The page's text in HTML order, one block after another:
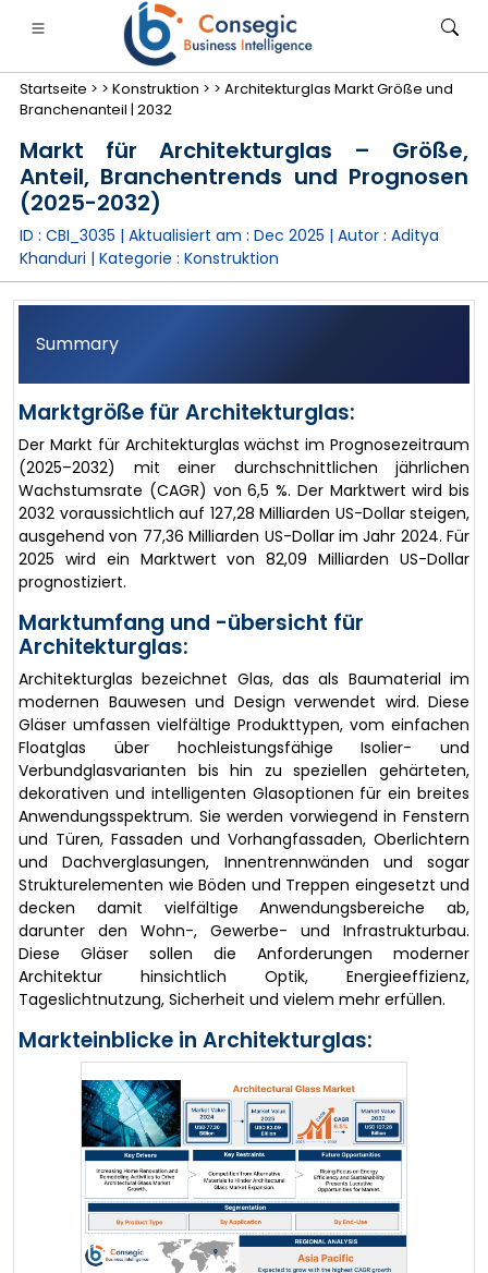
Finanzdienstleistungen und Versicherungen
• Konsumgüter
• Fallstudien
Startseite > > Konstruktion > > Architekturglas Markt Größe und
Branchenanteil | 2032
Markt für Architekturglas – Größe,
Anteil, Branchentrends und Prognosen
(2025-2032)
ID : CBI_3035 | Aktualisiert am : Dec 2025 | Autor : Aditya
Khanduri | Kategorie : Konstruktion
Summary
Marktgröße für Architekturglas:
Der Markt für Architekturglas wächst im Prognosezeitraum
(2025–2032) mit einer durchschnittlichen jährlichen
Wachstumsrate (CAGR) von 6,5 %. Der Marktwert wird bis
2032 voraussichtlich auf 127,28 Milliarden US-Dollar steigen,
ausgehend von 77,36 Milliarden US-Dollar im Jahr 2024. Für
2025 wird ein Marktwert von 82,09 Milliarden US-Dollar
prognostiziert.
Marktumfang und -übersicht für
Architekturglas:
Architekturglas bezeichnet Glas, das als Baumaterial im
modernen Bauwesen und Design verwendet wird. Diese
Gläser umfassen vielfältige Produkttypen, vom einfachen
Floatglas über hochleistungsfähige Isolier- und
Verbundglasvarianten bis hin zu speziellen gehärteten,
dekorativen und intelligenten Glasoptionen für ein breites
Anwendungsspektrum. Sie werden vorwiegend in Fenstern
und Türen, Fassaden und Vorhangfassaden, Oberlichtern
und Dachverglasungen, Innentrennwänden und sogar
Strukturelementen wie Böden und Treppen eingesetzt und
decken damit vielfältige Anwendungsbereiche ab,
darunter den Wohn-, Gewerbe- und Infrastrukturbau.
Diese Gläser sollen die Anforderungen moderner
Architektur hinsichtlich Optik, Energieeffizienz,
Tageslichtnutzung, Sicherheit und vielem mehr erfüllen.
Markteinblicke in Architekturglas: